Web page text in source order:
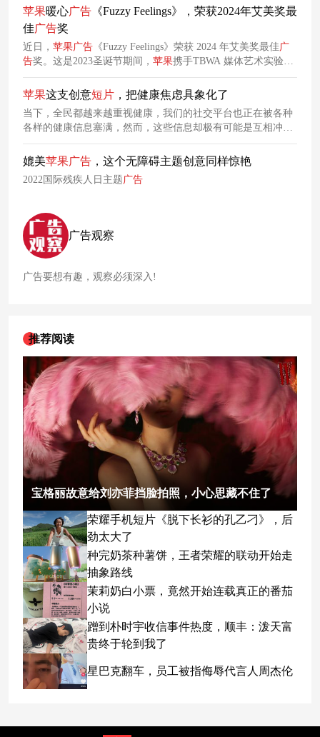
帮助苹果进一步塑造了有温度的品牌形象。
苹果暖心广告 《Fuzzy Feelings》，荣获2024年艾美奖最
佳广告奖
近日， 苹果广告 《Fuzzy Feelings》荣获 2024 年艾美奖最佳广
告奖。这是2023圣诞节期间， 苹果携手TBWA 媒体艺术实验室
制作并使用 iPhone 15 拍摄的节日广告。
苹果这支创意短片 ，把健康焦虑具象化了
当下，全民都越来越重视健康，我们的社交平台也正在被各种
各样的健康信息塞满，然而，这些信息却极有可能是互相冲突
的。在这个背景下，苹果上线了一支全新广告短片，希望鼓励
每个人都倾听自己身体的声音。
媲美苹果广告 ，这个无障碍主题创意同样惊艳
2022国际残疾人日主题广告
广告观察
广告要想有趣，观察必须深入!
推荐阅读
宝格丽故意给刘亦菲挡脸拍照，小心思藏不住了
荣耀手机短片《脱下长衫的孔乙刁》，后
劲太大了
种完奶茶种薯饼，王者荣耀的联动开始走
抽象路线
茉莉奶白小票，竟然开始连载真正的番茄
小说
蹭到朴时宇收信事件热度，顺丰：泼天富
贵终于轮到我了
星巴克翻车，员工被指侮辱代言人周杰伦